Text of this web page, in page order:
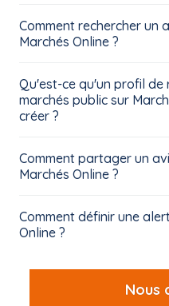
Comment rechercher un
Marchés Online ?
Qu'est-ce qu'un profil de
marchés public sur
créer ?
Comment partager un
Marchés Online ?
Comment définir une
Online ?
Nous